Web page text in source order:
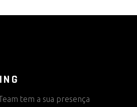
tem a sua presença